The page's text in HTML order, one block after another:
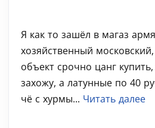
Я как то зашёл в магаз
хозяйственный
объект срочно цанг
захожу, а латунные по 40
чё с хурмы... Читать далее